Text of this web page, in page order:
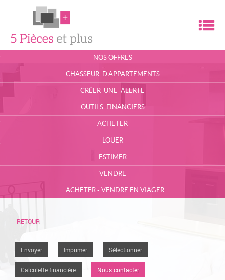
L'AGENCE
ESPACE PROPRIÉTAIRE
NOS OFFRES
CHASSEUR D'APPARTEMENTS
CRÉER UNE ALERTE
OUTILS FINANCIERS
ACHETER
LOUER
ESTIMER
VENDRE
ACHETER - VENDRE EN VIAGER
RETOUR
Envoyer Imprimer Sélectionner
Calculette financière Nous contacter